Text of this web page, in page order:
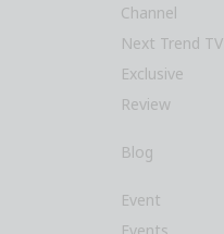
Channel
Next Trend TV
Exclusive
Review
Blog
Event
Events